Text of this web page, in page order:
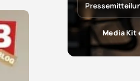
Media Kit